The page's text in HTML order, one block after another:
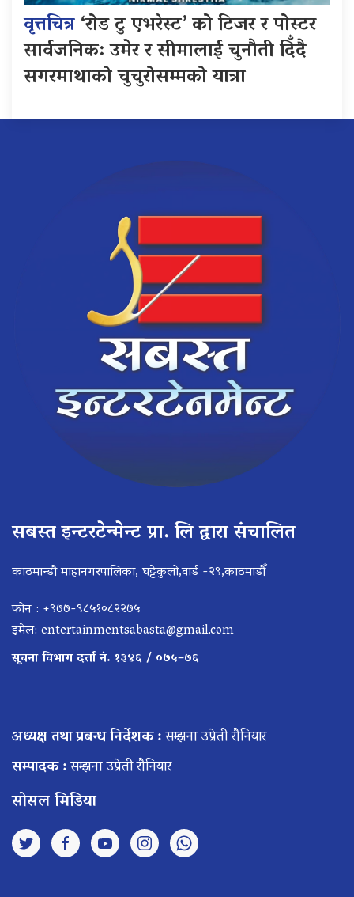
वृत्तचित्र‘रोड टु एभरेस्ट’ को टिजर र पोस्टर
सार्वजनिक: उमेर र सीमालाई चुनौती दिँदै
सगरमाथाको चुचुरोसम्मको यात्रा
सबस्त इन्टरटेन्मेन्ट प्रा. लि द्वारा संचालित
काठमान्डौ माहानगरपालिका, घट्टेकुलो,वार्ड -२९,काठमाडौँ
फोन : +९७७-९८५१०८२२७५
इमेल: entertainmentsabasta@gmail.com
सूचना विभाग दर्ता नं. १३४६ / ०७५–७६
अध्यक्ष तथा प्रबन्ध निर्देशक :सम्झना उप्रेती रौनियार
सम्पादक :सम्झना उप्रेती रौनियार
सोसल मिडिया